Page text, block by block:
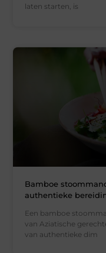
laten starten, is
Bamboe
authentieke
Een bamboe
van Aziatische
van authentieke dim